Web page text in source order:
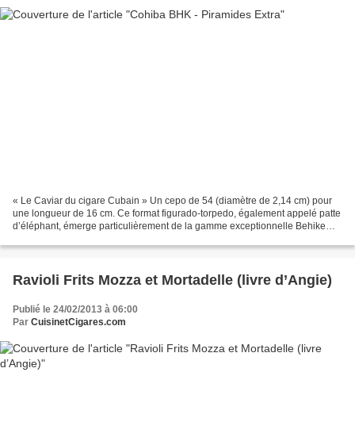
« Le Caviar du cigare Cubain » Un cepo de 54 (diamètre de 2,14 cm) pour
une longueur de 16 cm. Ce format figurado-torpedo, également appelé patte
d’éléphant, émerge particulièrement de la gamme exceptionnelle Behike
Ravioli Frits Mozza et Mortadelle (livre d’Angie)
Publié le 24/02/2013 à 06:00
Par CuisinetCigares.com